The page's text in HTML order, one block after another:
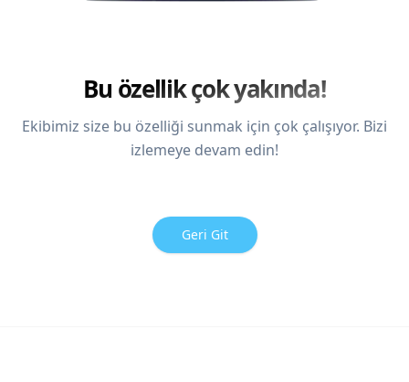
Bu özellik çok yakında!
Ekibimiz size bu özelliği sunmak için çok çalışıyor. Bizi
izlemeye devam edin!
Geri Git